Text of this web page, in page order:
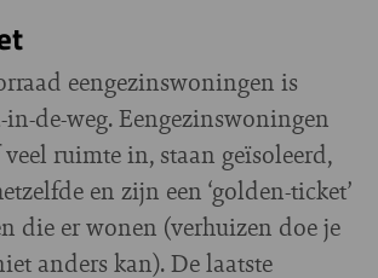
eengezinswoningen is
de-weg. Eengezinswoningen
ruimte in, staan geïsoleerd,
en zijn een ‘golden-ticket’
die er wonen (verhuizen doe je
anders kan). De laatste